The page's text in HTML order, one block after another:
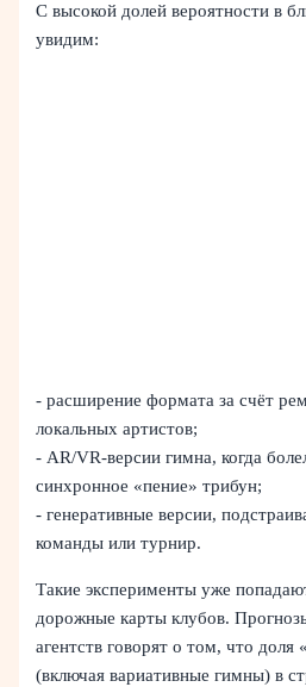
С высокой долей вероятности в
увидим:
- расширение формата за счёт
локальных артистов;
- AR/VR‑версии гимна, когда
синхронное «пение» трибун;
- генеративные версии,
команды или турнир.
Такие эксперименты уже
дорожные карты клубов.
агентств говорят о том, что доля
(включая вариативные гимны) в